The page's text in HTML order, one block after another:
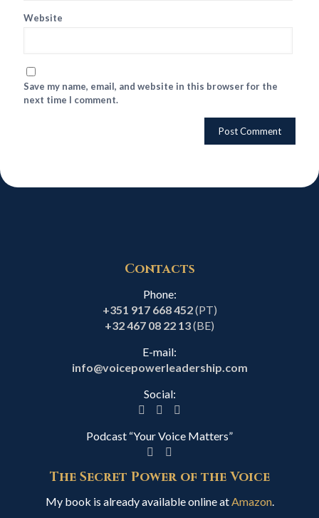
Website
Save my name, email, and website in this browser for the
next time I comment.
Contacts
Phone:
+351 917 668 452(PT)
+32 467 08 22 13(BE)
E-mail:
info@voicepowerleadership.com
Social:
Podcast “Your Voice Matters”
The Secret Power of the Voice
My book is already available online atAmazon.